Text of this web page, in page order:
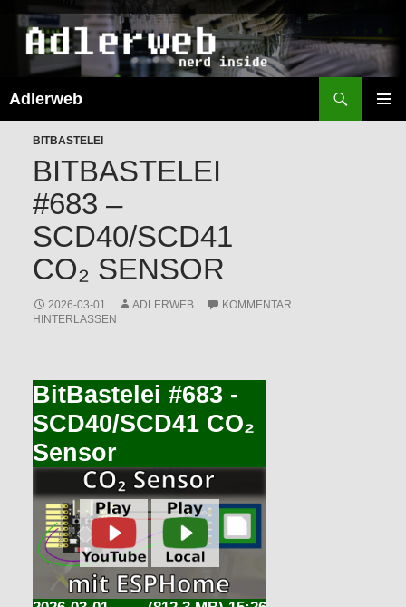
Adlerweb
SPRINGEN
BITBASTELEI
BITBASTELEI
#683 –
SCD40/SCD41
CO₂ SENSOR
2026-03-01 ADLERWEB
KOMMENTAR
HINTERLASSEN
BitBastelei #683 -
SCD40/SCD41 CO₂
Sensor